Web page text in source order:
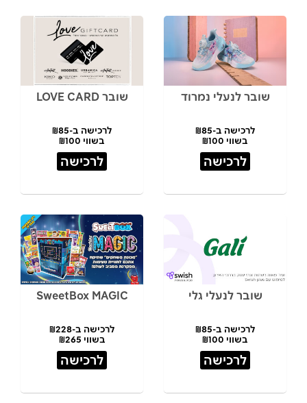
שובר לנעלי נמרוד
לרכישה ב-₪85
בשווי ₪100
לרכישה
שובר LOVE CARD
לרכישה ב-₪85
בשווי ₪100
לרכישה
שובר לנעלי גלי
לרכישה ב-₪85
בשווי ₪100
לרכישה
SweetBox MAGIC
לרכישה ב-₪228
בשווי ₪265
לרכישה